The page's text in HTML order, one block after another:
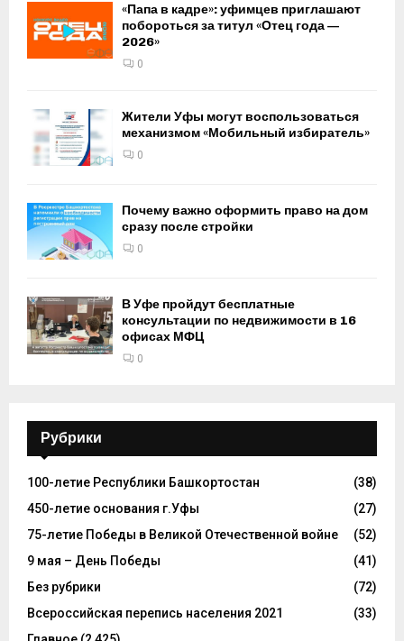
«Папа в кадре»: уфимцев приглашают
побороться за титул «Отец года —
2026»
0
Жители Уфы могут воспользоваться
механизмом «Мобильный избиратель»
0
Почему важно оформить право на дом
сразу после стройки
0
В Уфе пройдут бесплатные
консультации по недвижимости в 16
офисах МФЦ
0
Рубрики
100-летие Республики Башкортостан
(38)
450-летие основания г.Уфы
(27)
75-летие Победы в Великой Отечественной войне
(52)
9 мая – День Победы
(41)
Без рубрики
(72)
Всероссийская перепись населения 2021
(33)